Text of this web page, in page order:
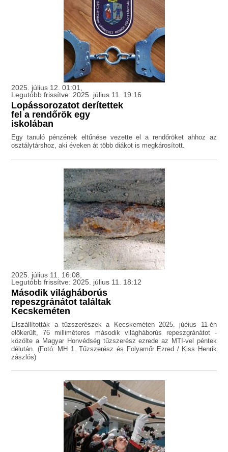
2025. július 12. 01:01,
Legutóbb frissítve: 2025. július 11. 19:16
Lopássorozatot derítettek
fel a rendőrök egy
iskolában
Egy tanuló pénzének eltűnése vezette el a rendőröket ahhoz az
osztálytárshoz, aki éveken át több diákot is megkárosított.
2025. július 11. 16:08,
Legutóbb frissítve: 2025. július 11. 18:12
Második világháborús
repeszgránátot találtak
Kecskeméten
Elszállították a tűzszerészek a Kecskeméten 2025. júéius 11-én
előkerült, 76 milliméteres második világháborús repeszgránátot -
közölte a Magyar Honvédség tűzszerész ezrede az MTI-vel péntek
délután. (Fotó: MH 1. Tűzszerész és Folyamőr Ezred / Kiss Henrik
zászlós)